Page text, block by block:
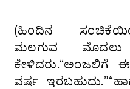
(ಹಿಂದಿನ ಸಂಚಿಕೆಯಿಂದ ಮುಂದುವರಿದುದು)
ಮಲಗುವ
ಕೇಳಿದರು.“ಅಂಜಲಿಗೆ
ವರ್ಷ